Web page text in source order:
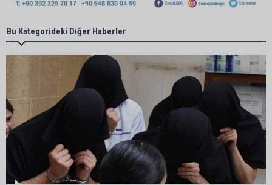
Bu Kategorideki Diğer Haberler